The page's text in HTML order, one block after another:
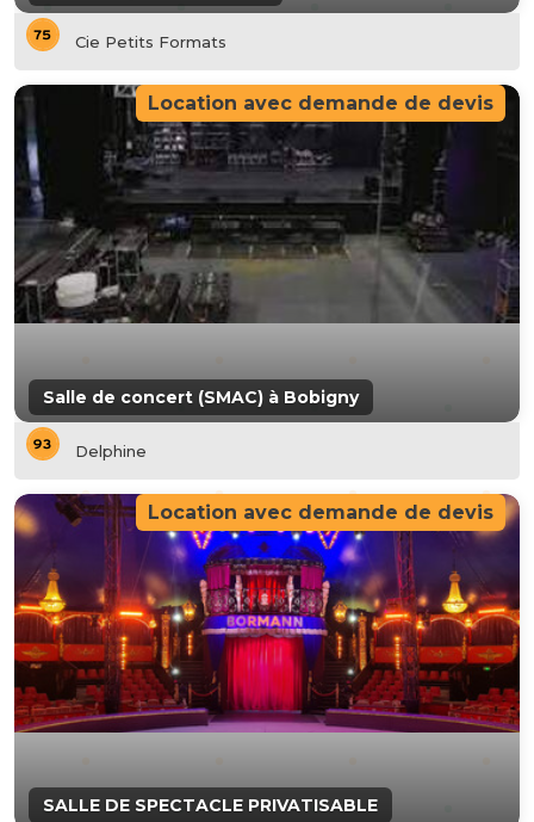
Cie Petits Formats
Salle de concert (SMAC) à Bobigny
Location avec demande de devis
Delphine
SALLE DE SPECTACLE PRIVATISABLE
Location avec demande de devis